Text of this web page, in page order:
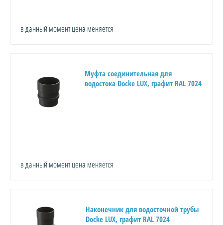
в данный момент цена меняется
Муфта соединительная для
водостока Docke LUX, графит RAL 7024
в данный момент цена меняется
Наконечник для водосточной трубы
Docke LUX, графит RAL 7024